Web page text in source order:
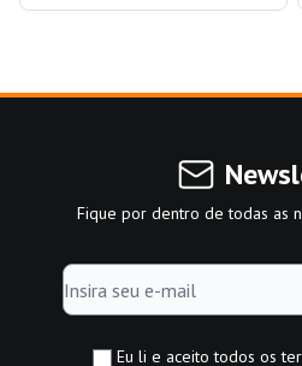
Fique por dentro de todas as
Eu li e aceito todos os